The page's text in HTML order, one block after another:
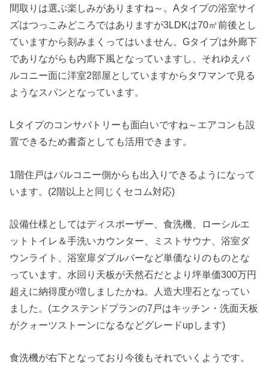
間取りは選ぶ楽しみがありますね～。Aタイプの浴室サイ
ズはつっこみどころではありますが3LDKは70㎡前後とし
ていますから刻みまくってはいません。Gタイプは外廊下
でありながらも内廊下風となっていますし、それゆえバ
ルコニー面に洋室2部屋としていますからタワマンで見る
ようなスパンとなっています。
Lタイプのコンサバトリーも面白いですね～エアコンも設
置できるため書斎としても活用できます。
1階住戸はバルコニー側からも出入りできるようになって
います。(2階以上と同じくセコム対応)
設備仕様としてはディスポーザー、食洗機、ローシルエ
ットトイレ＆手洗いカウンター、ミストサウナ、浴室ダ
ウンライト、浴室扉ダブルバーなど単価なりのものとな
っています。水回り天板が天然石だとより坪単価300万円
超えに納得度が増しましたかね。人造大理石となってい
ました。(エクステンドプランの7戸はキッチン・洗面天板
がクォーツストーンになるなどグレードupします)
食洗機が右下となっており今後もそれでいくようです。